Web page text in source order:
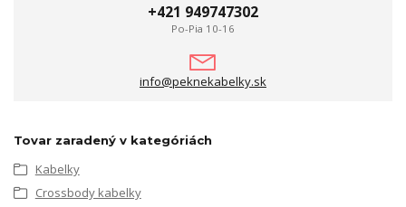
+421 949747302
Po-Pia 10-16
info@peknekabelky.sk
Tovar zaradený v kategóriách
Kabelky
Crossbody kabelky